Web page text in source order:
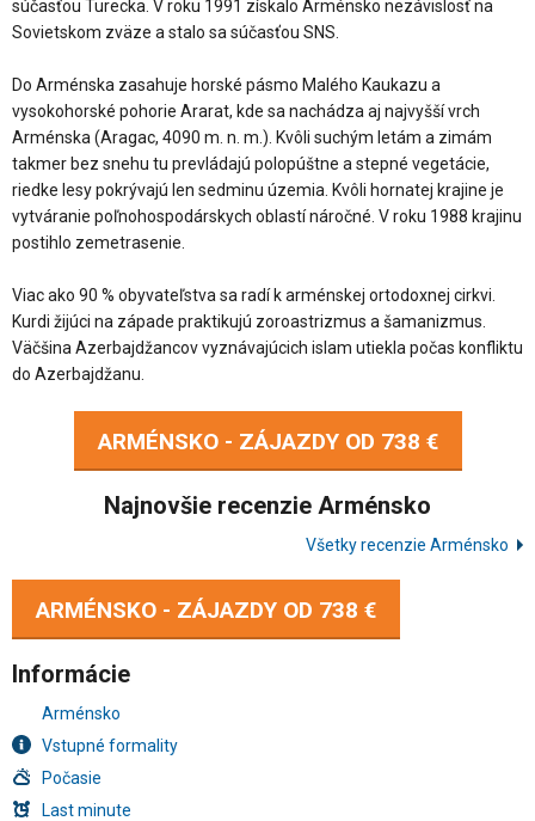
súčasťou Turecka. V roku 1991 získalo Arménsko nezávislosť na
Sovietskom zväze a stalo sa súčasťou SNS.
Do Arménska zasahuje horské pásmo Malého Kaukazu a
vysokohorské pohorie Ararat, kde sa nachádza aj najvyšší vrch
Arménska (Aragac, 4090 m. n. m.). Kvôli suchým letám a zimám
takmer bez snehu tu prevládajú polopúštne a stepné vegetácie,
riedke lesy pokrývajú len sedminu územia. Kvôli hornatej krajine je
vytváranie poľnohospodárskych oblastí náročné. V roku 1988 krajinu
postihlo zemetrasenie.
Viac ako 90 % obyvateľstva sa radí k arménskej ortodoxnej cirkvi.
Kurdi žijúci na západe praktikujú zoroastrizmus a šamanizmus.
Väčšina Azerbajdžancov vyznávajúcich islam utiekla počas konfliktu
do Azerbajdžanu.
ARMÉNSKO - ZÁJAZDY OD 738 €
Najnovšie recenzie Arménsko
Všetky recenzie Arménsko
ARMÉNSKO - ZÁJAZDY OD 738 €
Informácie
Arménsko
Vstupné formality
Počasie
Last minute